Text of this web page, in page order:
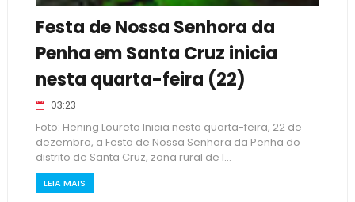
Festa de Nossa Senhora da
Penha em Santa Cruz inicia
nesta quarta-feira (22)
03:23
Foto: Hening Loureto Inicia nesta quarta-feira, 22 de
dezembro, a Festa de Nossa Senhora da Penha do
distrito de Santa Cruz, zona rural de I...
LEIA MAIS